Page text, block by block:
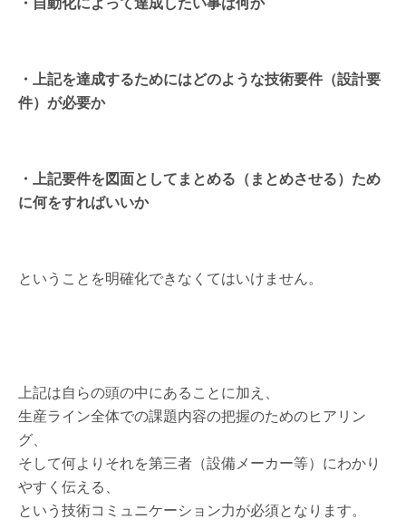
・上記を達成するためにはどのような技術要件（設計要
件）が必要か
・上記要件を図面としてまとめる（まとめさせる）ため
に何をすればいいか
ということを明確化できなくてはいけません。
上記は自らの頭の中にあることに加え、
生産ライン全体での課題内容の把握のためのヒアリン
グ、
そして何よりそれを第三者（設備メーカー等）にわかり
やすく伝える、
という技術コミュニケーション力が必須となります。